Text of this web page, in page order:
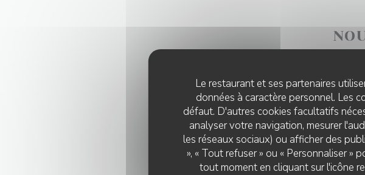
Le restaurant et ses partenaires
données à caractère personnel. Les
défaut. D'autres cookies facultatifs
analyser votre navigation, mesurer
les réseaux sociaux) ou afficher des
», « Tout refuser » ou « Personnaliser
tout moment en cliquant sur l'icône